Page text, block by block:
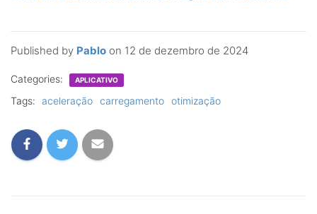
Published by Pablo on 12 de dezembro de 2024
Categories: APLICATIVO
Tags: aceleração carregamento otimização